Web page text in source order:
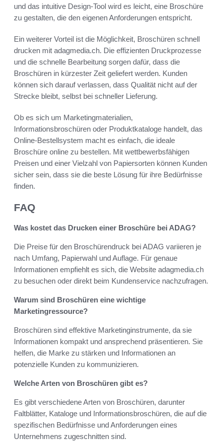
und das intuitive Design-Tool wird es leicht, eine Broschüre
zu gestalten, die den eigenen Anforderungen entspricht.
Ein weiterer Vorteil ist die Möglichkeit, Broschüren schnell
drucken mit adagmedia.ch. Die effizienten Druckprozesse
und die schnelle Bearbeitung sorgen dafür, dass die
Broschüren in kürzester Zeit geliefert werden. Kunden
können sich darauf verlassen, dass Qualität nicht auf der
Strecke bleibt, selbst bei schneller Lieferung.
Ob es sich um Marketingmaterialien,
Informationsbroschüren oder Produktkataloge handelt, das
Online-Bestellsystem macht es einfach, die ideale
Broschüre online zu bestellen. Mit wettbewerbsfähigen
Preisen und einer Vielzahl von Papiersorten können Kunden
sicher sein, dass sie die beste Lösung für ihre Bedürfnisse
finden.
FAQ
Was kostet das Drucken einer Broschüre bei ADAG?
Die Preise für den Broschürendruck bei ADAG variieren je
nach Umfang, Papierwahl und Auflage. Für genaue
Informationen empfiehlt es sich, die Website adagmedia.ch
zu besuchen oder direkt beim Kundenservice nachzufragen.
Warum sind Broschüren eine wichtige
Marketingressource?
Broschüren sind effektive Marketinginstrumente, da sie
Informationen kompakt und ansprechend präsentieren. Sie
helfen, die Marke zu stärken und Informationen an
potenzielle Kunden zu kommunizieren.
Welche Arten von Broschüren gibt es?
Es gibt verschiedene Arten von Broschüren, darunter
Faltblätter, Kataloge und Informationsbroschüren, die auf die
spezifischen Bedürfnisse und Anforderungen eines
Unternehmens zugeschnitten sind.